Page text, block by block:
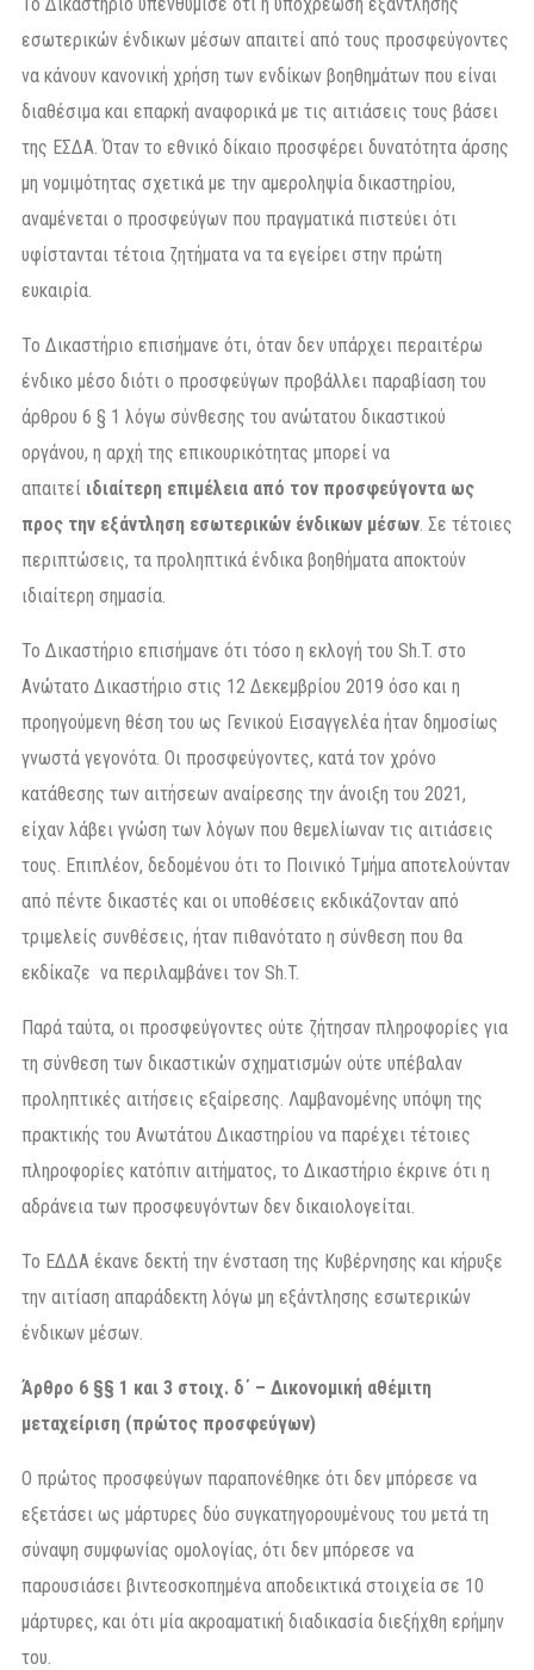
εσωτερικών ένδικων μέσων απαιτεί από τους προσφεύγοντες
να κάνουν κανονική χρήση των ενδίκων βοηθημάτων που είναι
διαθέσιμα και επαρκή αναφορικά με τις αιτιάσεις τους βάσει
της ΕΣΔΑ. Όταν το εθνικό δίκαιο προσφέρει δυνατότητα άρσης
μη νομιμότητας σχετικά με την αμεροληψία δικαστηρίου,
αναμένεται ο προσφεύγων που πραγματικά πιστεύει ότι
υφίστανται τέτοια ζητήματα να τα εγείρει στην πρώτη
ευκαιρία.
Το Δικαστήριο επισήμανε ότι, όταν δεν υπάρχει περαιτέρω
ένδικο μέσο διότι ο προσφεύγων προβάλλει παραβίαση του
άρθρου 6 § 1 λόγω σύνθεσης του ανώτατου δικαστικού
οργάνου, η αρχή της επικουρικότητας μπορεί να
απαιτεί ιδιαίτερη επιμέλεια από τον προσφεύγοντα ως
προς την εξάντληση εσωτερικών ένδικων μέσων . Σε τέτοιες
περιπτώσεις, τα προληπτικά ένδικα βοηθήματα αποκτούν
ιδιαίτερη σημασία.
Το Δικαστήριο επισήμανε ότι τόσο η εκλογή του Sh.T. στο
Ανώτατο Δικαστήριο στις 12 Δεκεμβρίου 2019 όσο και η
προηγούμενη θέση του ως Γενικού Εισαγγελέα ήταν δημοσίως
γνωστά γεγονότα. Οι προσφεύγοντες, κατά τον χρόνο
κατάθεσης των αιτήσεων αναίρεσης την άνοιξη του 2021,
είχαν λάβει γνώση των λόγων που θεμελίωναν τις αιτιάσεις
τους. Επιπλέον, δεδομένου ότι το Ποινικό Τμήμα αποτελούνταν
από πέντε δικαστές και οι υποθέσεις εκδικάζονταν από
τριμελείς συνθέσεις, ήταν πιθανότατο η σύνθεση που θα
εκδίκαζε να περιλαμβάνει τον Sh.T.
Παρά ταύτα, οι προσφεύγοντες ούτε ζήτησαν πληροφορίες για
τη σύνθεση των δικαστικών σχηματισμών ούτε υπέβαλαν
προληπτικές αιτήσεις εξαίρεσης. Λαμβανομένης υπόψη της
πρακτικής του Ανωτάτου Δικαστηρίου να παρέχει τέτοιες
πληροφορίες κατόπιν αιτήματος, το Δικαστήριο έκρινε ότι η
αδράνεια των προσφευγόντων δεν δικαιολογείται.
Το ΕΔΔΑ έκανε δεκτή την ένσταση της Κυβέρνησης και κήρυξε
την αιτίαση απαράδεκτη λόγω μη εξάντλησης εσωτερικών
ένδικων μέσων.
Άρθρο 6 §§ 1 και 3 στοιχ. δ΄ – Δικονομική αθέμιτη
μεταχείριση (πρώτος προσφεύγων)
Ο πρώτος προσφεύγων παραπονέθηκε ότι δεν μπόρεσε να
εξετάσει ως μάρτυρες δύο συγκατηγορουμένους του μετά τη
σύναψη συμφωνίας ομολογίας, ότι δεν μπόρεσε να
παρουσιάσει βιντεοσκοπημένα αποδεικτικά στοιχεία σε 10
μάρτυρες, και ότι μία ακροαματική διαδικασία διεξήχθη ερήμην
του.